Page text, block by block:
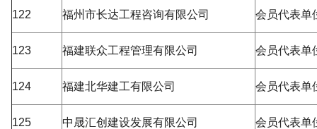
122 福州市长达工程咨询有限公司 会员代表单
123 福建联众工程管理有限公司 会员代表单
124 福建北华建工有限公司 会员代表单
125 中晟汇创建设发展有限公司 会员代表单